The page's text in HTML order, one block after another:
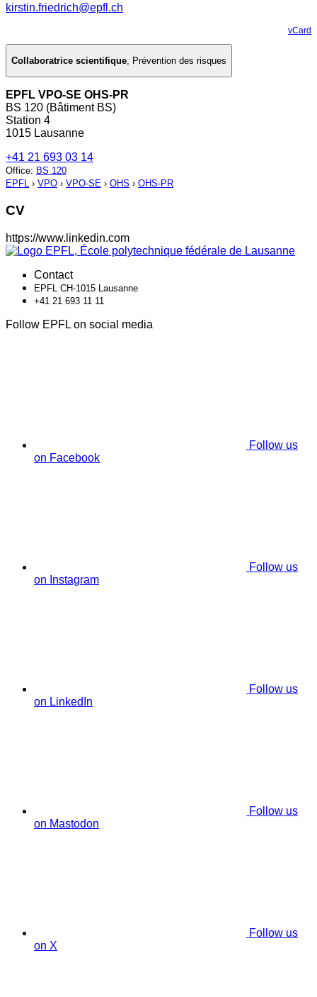
kirstin.friedrich@epfl.ch
vCard
Collaboratrice scientifique, Prévention des risques
EPFL VPO-SE OHS-PR
BS 120 (Bâtiment BS)
Station 4
1015 Lausanne
+41 21 693 03 14
Office: BS 120
EPFL › VPO › VPO-SE › OHS › OHS-PR
CV
https://www.linkedin.com
Contact
EPFL CH-1015 Lausanne
+41 21 693 11 11
Follow EPFL on social media
Follow us
on Facebook
Follow us
on Instagram
Follow us
on LinkedIn
Follow us
on Mastodon
Follow us
on X